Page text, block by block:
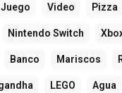
Juego Video Pizza
Nintendo Switch
Banco Mariscos
LEGO Agua